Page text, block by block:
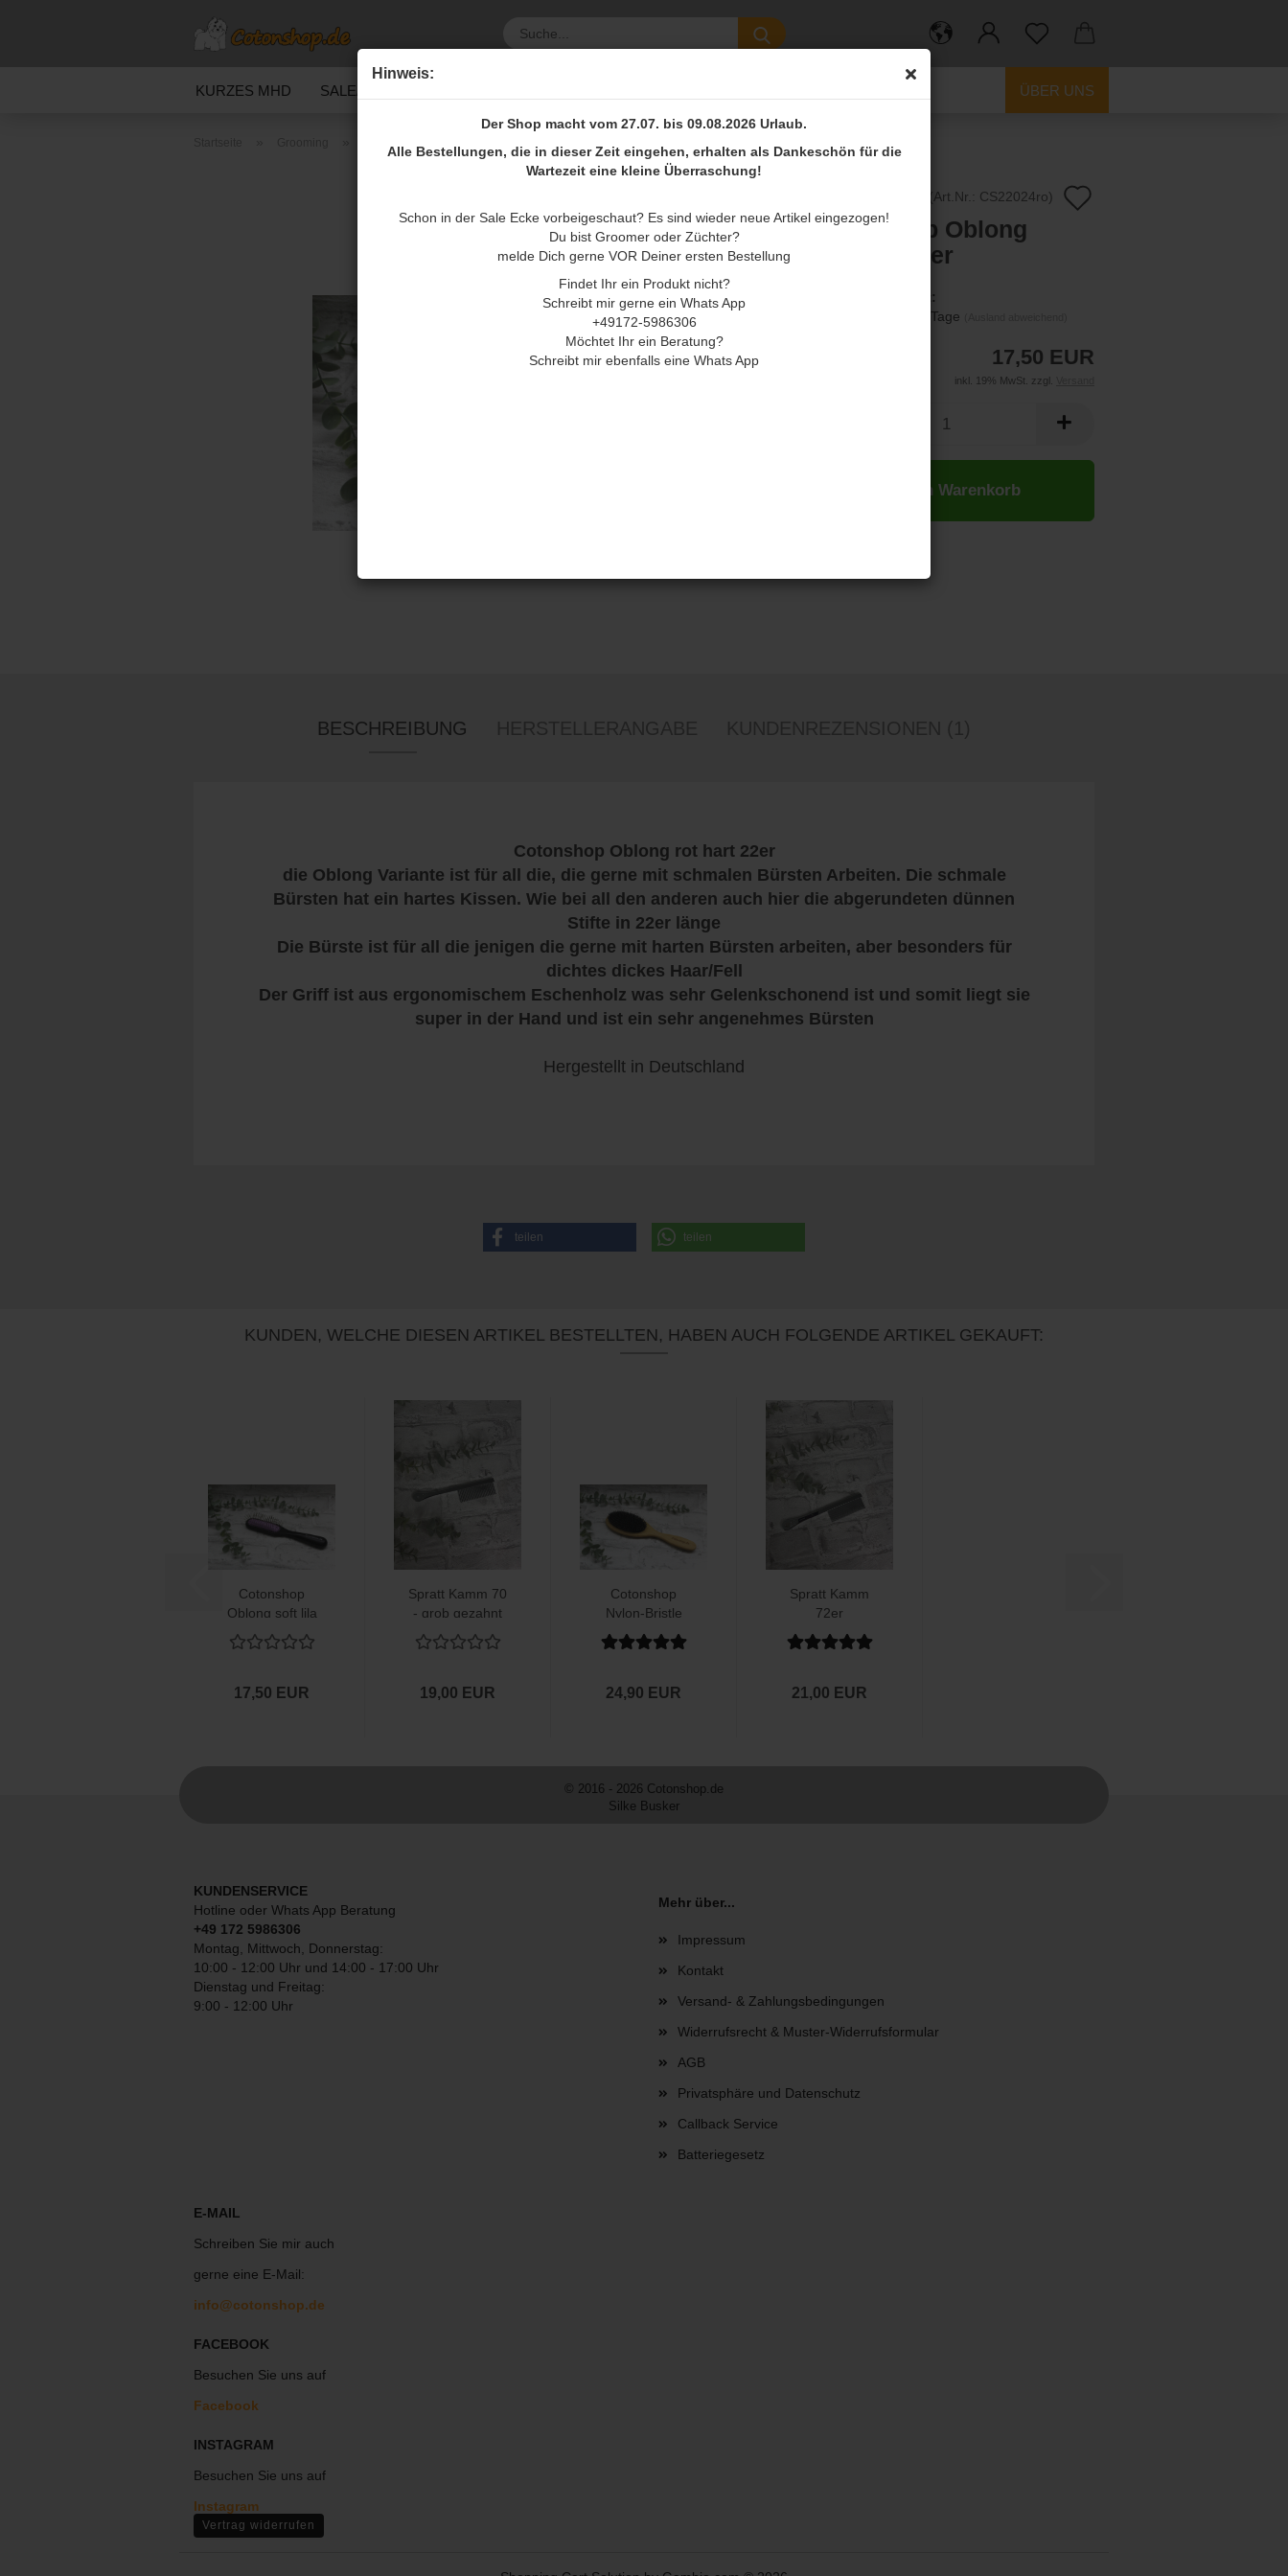
Hinweis:
Der Shop macht vom 27.07. bis 09.08.2026 Urlaub.
Alle Bestellungen, die in dieser Zeit eingehen, erhalten als Dankeschön für die
Wartezeit eine kleine Überraschung!
Schon in der Sale Ecke vorbeigeschaut? Es sind wieder neue Artikel eingezogen!
Du bist Groomer oder Züchter?
melde Dich gerne VOR Deiner ersten Bestellung
Findet Ihr ein Produkt nicht?
Schreibt mir gerne ein Whats App
+49172-5986306
Möchtet Ihr ein Beratung?
Schreibt mir ebenfalls eine Whats App
Suche...
KURZES MHD SALE/ABVERKAUF ÜBER UNS
(Art.Nr.: CS22024ro)
Cotonshop Oblong
hart rot 22er
Lieferzeit:
ca. 2-4 Tage
17,50 EUR
inkl. 19% MwSt. zzgl.
In den Warenkorb
BESCHREIBUNG
Cotonshop Oblong rot hart 22er
die Oblong Variante ist für all die, die gerne mit schmalen Bürsten Arbeiten. Die schmale
Bürsten hat ein hartes Kissen. Wie bei all den anderen auch hier die abgerundeten dünnen
Stifte in 22er länge
Die Bürste ist für all die jenigen die gerne mit harten Bürsten arbeiten, aber besonders für
dichtes dickes Haar/Fell
Der Griff ist aus ergonomischem Eschenholz was sehr Gelenkschonend ist und somit liegt sie
super in der Hand und ist ein sehr angenehmes Bürsten
Hergestellt in Deutschland
teilen teilen
KUNDEN, WELCHE DIESEN ARTIKEL BESTELLTEN, HABEN AUCH FOLGENDE ARTIKEL GEKAUFT:
Cotonshop
Oblong soft lila
22er
17,50 EUR
Spratt Kamm 70
- grob gezahnt
19,00 EUR
Cotonshop
Nylon-Bristle
Bürste groß
24,90 EUR
Spratt Kamm
72er
21,00 EUR
© 2016 - 2026 Cotonshop.de
Silke Busker
KUNDENSERVICE
Hotline oder Whats App Beratung
+49 172 5986306
Montag, Mittwoch, Donnerstag:
10:00 - 12:00 Uhr und 14:00 - 17:00 Uhr
Dienstag und Freitag:
9:00 - 12:00 Uhr
Mehr über...
Impressum
Kontakt
Versand- & Zahlungsbedingungen
Widerrufsrecht & Muster-Widerrufsformular
AGB
Privatsphäre und Datenschutz
Callback Service
Batteriegesetz
E-MAIL
Schreiben Sie mir auch
gerne eine E-Mail:
info@cotonshop.de
FACEBOOK
Besuchen Sie uns auf
Facebook
INSTAGRAM
Besuchen Sie uns auf
Instagram
Vertrag widerrufen